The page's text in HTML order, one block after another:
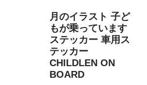
月のイラスト 子ど
もが乗っています
ステッカー 車用ス
テッカー
CHILDLEN ON
BOARD